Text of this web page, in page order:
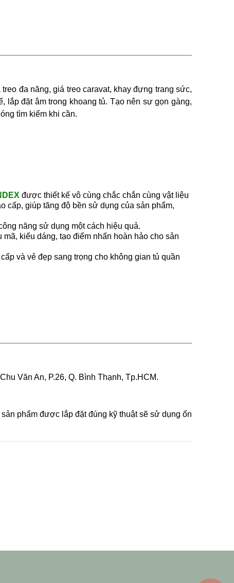
treo đa năng,giá treo caravat, khay đựng trang sức,
đặt âm trong khoang tủ. Tạo nên sự gọn gàng,
tìm kiếm khi cần.
được thiết kế vô cùng chắc chắn cùng vật liệu
cấp, giúp tăng độ bền sử dụng của sản phẩm,
năng sử dụng một cách hiệu quả.
mã, kiểu dáng, tạo điểm nhấn hoàn hảo cho sản
và vẻ đẹp sang trọng cho không gian tủ quần
Văn An, P.26, Q. Bình Thạnh, Tp.HCM.
phẩm được lắp đặt đúng kỹ thuật sẽ sử dụng ổn